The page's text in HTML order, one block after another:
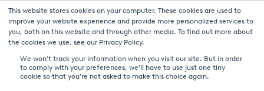
This website stores cookies on your computer. These cookies are used to
improve your website experience and provide more personalized services to
you, both on this website and through other media. To find out more about
the cookies we use, see our Privacy Policy.
We won't track your information when you visit our site. But in order
to comply with your preferences, we'll have to use just one tiny
cookie so that you're not asked to make this choice again.
新聞與事件 媒体中心 加入我们